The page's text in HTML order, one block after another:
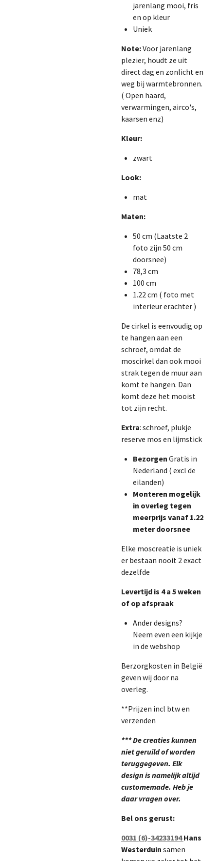
jarenlang mooi, fris
en op kleur
Uniek
Note:Voor jarenlang
plezier, houdt ze uit
direct dag en zonlicht en
weg bij warmtebronnen.
( Open haard,
verwarmingen, airco's,
kaarsen enz)
Kleur:
zwart
Look:
mat
Maten:
50 cm (Laatste 2
foto zijn 50 cm
doorsnee)
78,3 cm
100 cm
1.22 cm ( foto met
interieur erachter )
De cirkel is eenvoudig op
te hangen aan een
schroef, omdat de
moscirkel dan ook mooi
strak tegen de muur aan
komt te hangen. Dan
komt deze het mooist
tot zijn recht.
Extra: schroef, plukje
reserve mos en lijmstick
Bezorgen Gratis in
Nederland ( excl de
eilanden)
Monteren mogelijk
in overleg tegen
meerprijs vanaf 1.22
meter doorsnee
Elke moscreatie is uniek
er bestaan nooit 2 exact
dezelfde
Levertijd is 4 a 5 weken
of op afspraak
Ander designs?
Neem even een kijkje
in de webshop
Berzorgkosten in België
geven wij door na
overleg.
**Prijzen incl btw en
verzenden
***De creaties kunnen
niet geruild of worden
teruggegeven. Elk
design is namelijk altijd
customemade. Heb je
daar vragen over.
Bel ons gerust:
0031 (6)-34233194Hans
Westerduin samen